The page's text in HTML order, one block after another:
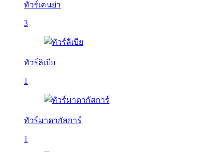
ทัวร์เคนย่า
3
ทัวร์ลิเบีย
1
ทัวร์มาดากัสการ์
1